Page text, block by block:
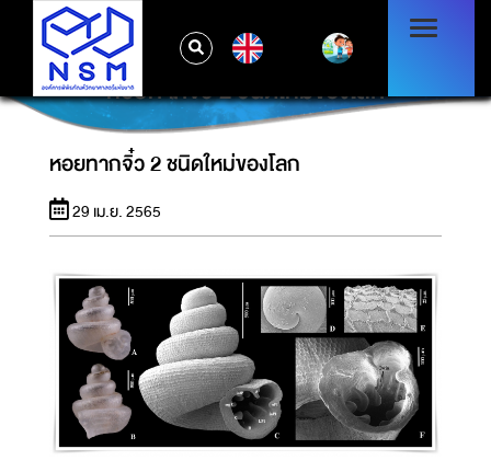
หอยทากจิ๋ว 2 ชนิดใหม่ของโลก
หอยทากจิ๋ว 2 ชนิดใหม่ของโลก
29 เม.ย. 2565